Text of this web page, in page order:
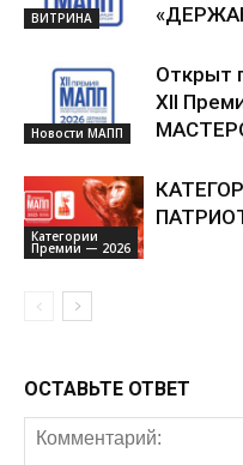
ВИТРИНА
Новости МАПП
Открыт
XII
Категории
Премии — 2026
ОСТАВЬТЕ ОТВЕТ